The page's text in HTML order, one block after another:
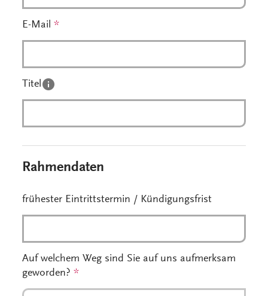
E-Mail*
Titel
Rahmendaten
frühester Eintrittstermin / Kündigungsfrist
Auf welchem Weg sind Sie auf uns aufmerksam
geworden?*